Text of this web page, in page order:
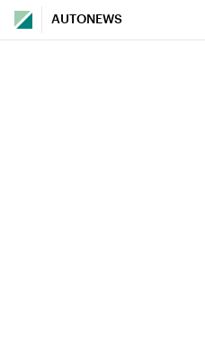
AUTONEWS